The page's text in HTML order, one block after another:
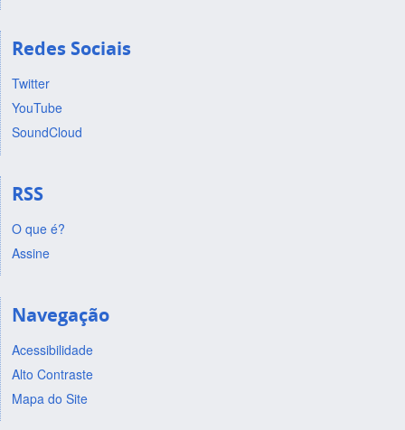
Redes Sociais
Twitter
YouTube
SoundCloud
RSS
O que é?
Assine
Navegação
Acessibilidade
Alto Contraste
Mapa do Site